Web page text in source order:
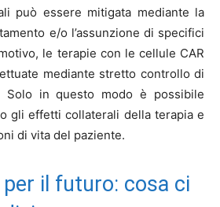
può essere mitigata mediante la
e/o l’assunzione di specifici
le terapie con le cellule CAR
mediante stretto controllo di
Solo in questo modo è possibile
gli effetti collaterali della terapia e
di vita del paziente.
il futuro: cosa ci